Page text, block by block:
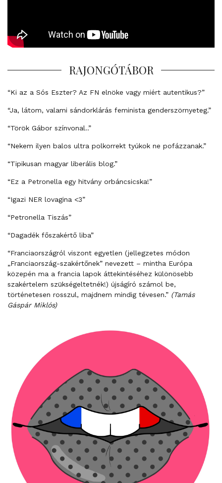
RAJONGÓTÁBOR
“Ki az a Sós Eszter? Az FN elnöke vagy miért autentikus?”
“Ja, látom, valami sándorklárás feminista genderszörnyeteg.”
“Török Gábor színvonal..”
“Nekem ilyen balos ultra polkorrekt tyúkok ne pofázzanak.”
“Tipikusan magyar liberális blog.”
“Ez a Petronella egy hitvány orbáncsicska!”
“Igazi NER lovagina <3”
“Petronella Tiszás”
“Dagadék főszakértő liba”
“Franciaországról viszont egyetlen (jellegzetes módon
„Franciaország-szakértőnek” nevezett – mintha Európa
közepén ma a francia lapok áttekintéséhez különösebb
szakértelem szükségeltetnék!) újságíró számol be,
történetesen rosszul, majdnem mindig tévesen.” (Tamás
Gáspár Miklós)